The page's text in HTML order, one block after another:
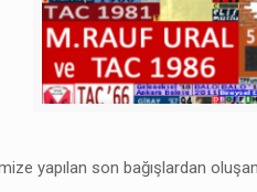
yapılan son bağışlardan